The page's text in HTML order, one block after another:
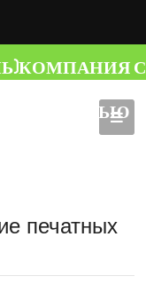
печатных
С